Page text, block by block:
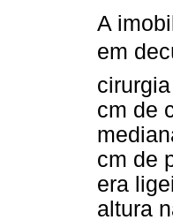
A
em
cm de
cm de
era
altura